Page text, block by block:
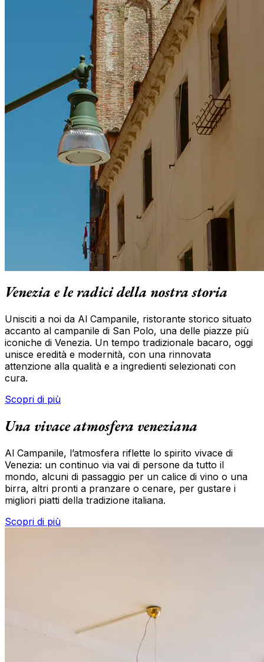
Venezia e le radici della nostra storia
Unisciti a noi da Al Campanile, ristorante storico situato
accanto al campanile di San Polo, una delle piazze più
iconiche di Venezia. Un tempo tradizionale bacaro, oggi
unisce eredità e modernità, con una rinnovata
attenzione alla qualità e a ingredienti selezionati con
cura.
Scopri di più
Una vivace atmosfera veneziana
Al Campanile, l’atmosfera riflette lo spirito vivace di
Venezia: un continuo via vai di persone da tutto il
mondo, alcuni di passaggio per un calice di vino o una
birra, altri pronti a pranzare o cenare, per gustare i
migliori piatti della tradizione italiana.
Scopri di più